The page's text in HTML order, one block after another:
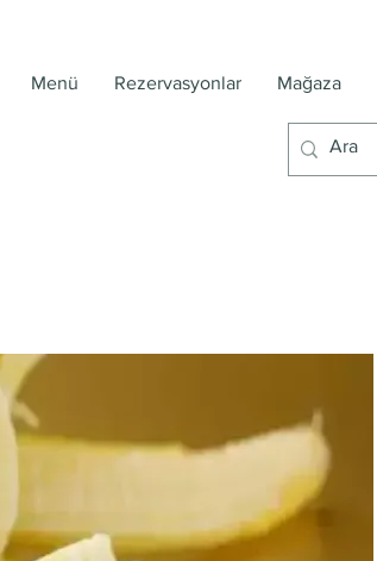
Menü Rezervasyonlar Mağaza